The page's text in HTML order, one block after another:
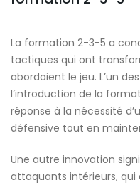
La formation 2-3-5 a
tactiques qui ont
abordaient le jeu. L’un
l’introduction de la
réponse à la nécessité
défensive tout en
Une autre innovation
attaquants intérieurs,